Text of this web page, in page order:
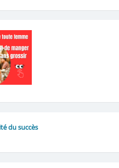
du succès